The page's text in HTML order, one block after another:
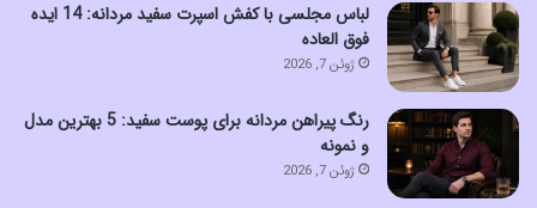
لباس مجلسی با کفش اسپرت سفید مردانه: 14 ایده
فوق العاده
ژوئن 7, 2026
رنگ پیراهن مردانه برای پوست سفید: 5 بهترین مدل
و نمونه
ژوئن 7, 2026